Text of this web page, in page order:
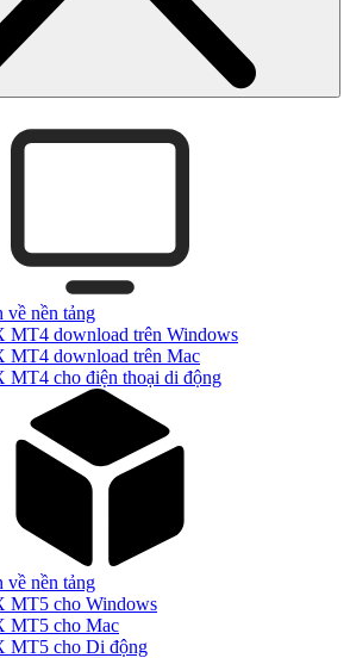
về nền tảng
MT4 download trên Windows
MT4 download trên Mac
MT4 cho điện thoại di động
về nền tảng
MT5 cho Windows
MT5 cho Mac
MT5 cho Di động